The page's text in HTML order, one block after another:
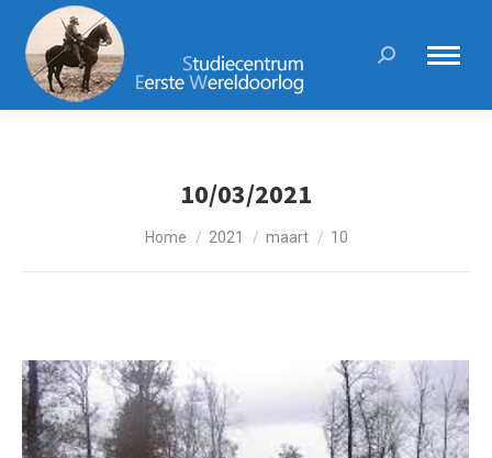
Search:
10/03/2021
Je bent hier:
Home 2021 maart 10